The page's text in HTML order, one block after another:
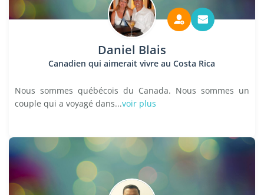
Daniel Blais
Canadien qui aimerait vivre au Costa Rica
Nous sommes québécois du Canada. Nous sommes un
couple qui a voyagé dans...voir plus